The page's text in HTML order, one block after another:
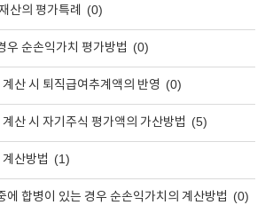
산의 평가특례 (0)
우 순손익가치 평가방법 (0)
산 시 퇴직급여추계액의 반영 (0)
산 시 자기주식 평가액의 가산방법 (5)
산방법 (1)
에 합병이 있는 경우 순손익가치의 계산방법 (0)